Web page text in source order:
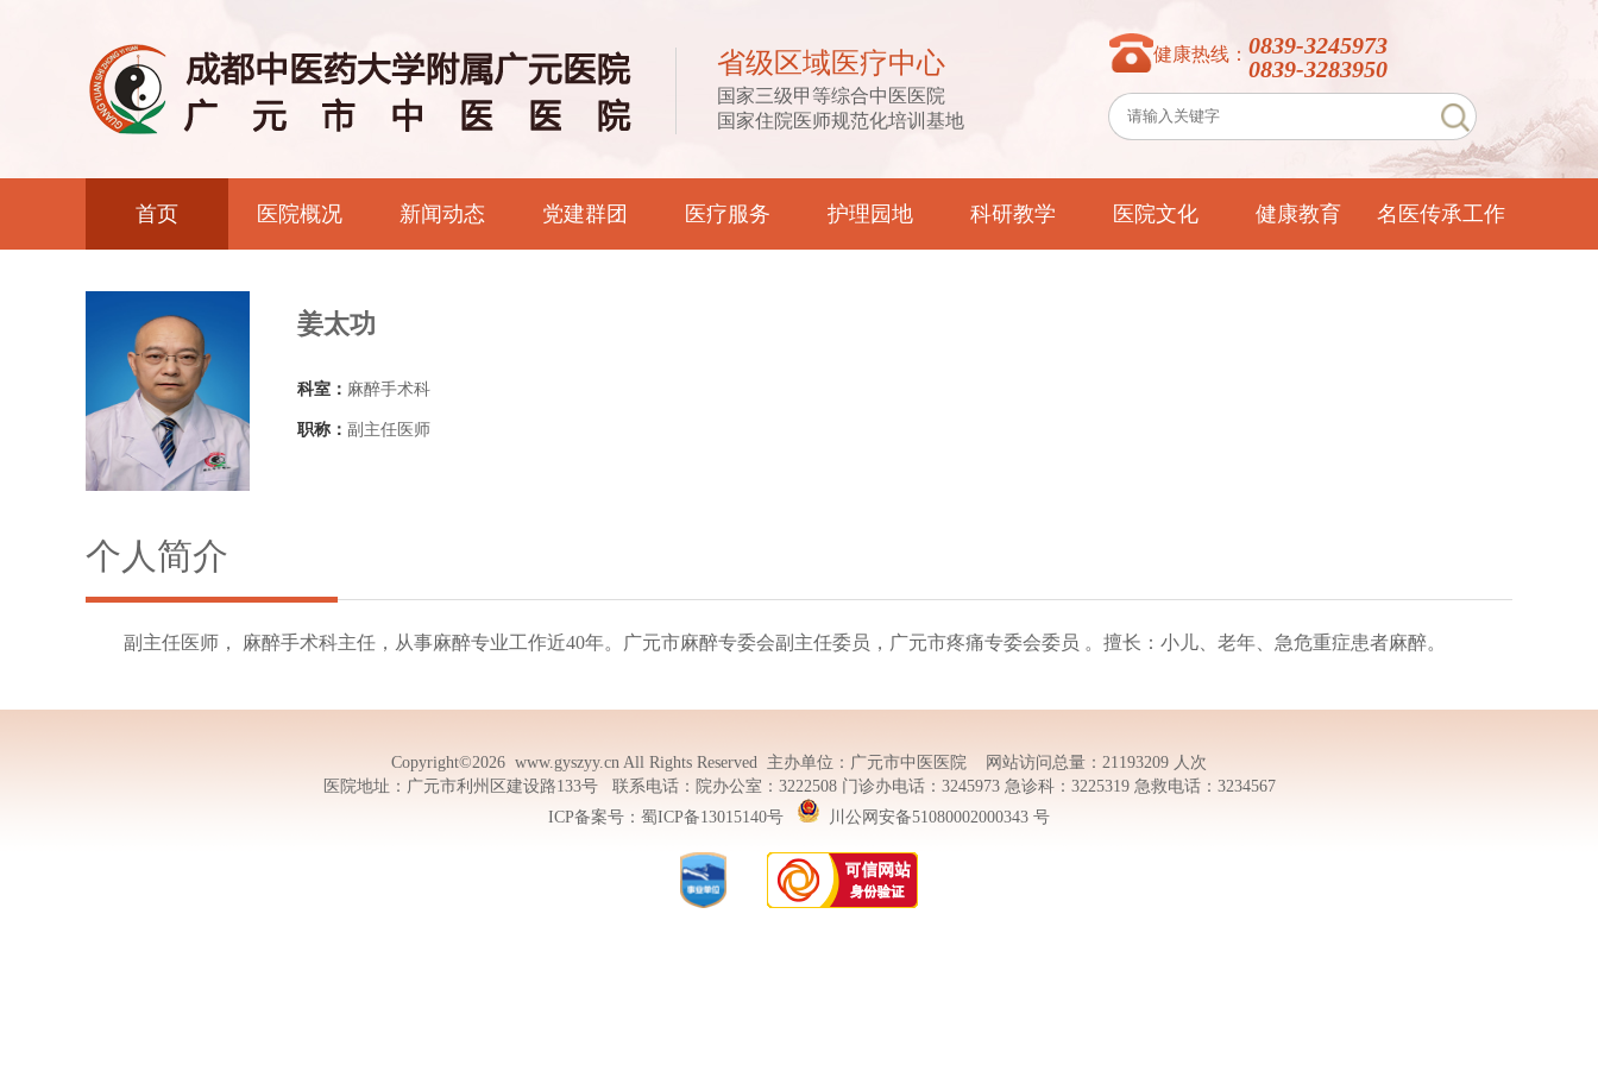
省级区域医疗中心
国家三级甲等综合中医医院
国家住院医师规范化培训基地
健康热线： 0839-3245973
0839-3283950
首页 医院概况 新闻动态 党建群团 医疗服务 护理园地 科研教学 医院文化 健康教育 名医传承工作
姜太功
科室： 麻醉手术科
职称： 副主任医师
个人简介
副主任医师， 麻醉手术科主任，从事麻醉专业工作近40年。广元市麻醉专委会副主任委员，广元市疼痛专委会委员 。擅长：小儿、老年、急危重症患者麻醉。
Copyright©2026 www.gyszyy.cn All Rights Reserved 主办单位：广元市中医医院 网站访问总量：21193209 人次
医院地址：广元市利州区建设路133号 联系电话：院办公室：3222508 门诊办电话：3245973 急诊科：3225319 急救电话：3234567
ICP备案号： 蜀ICP备13015140号 川公网安备51080002000343 号